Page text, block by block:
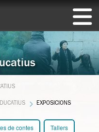
EXPOSICIONS
de contes Tallers